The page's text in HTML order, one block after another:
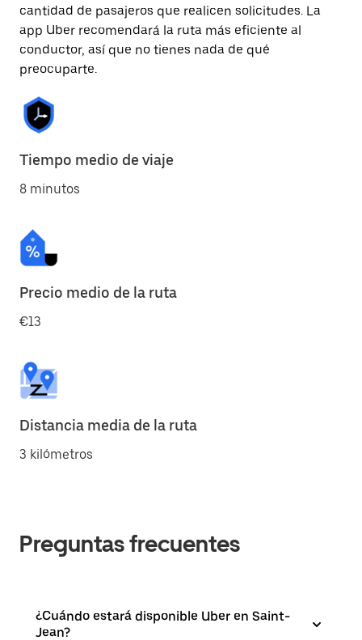
cantidad de pasajeros que realicen solicitudes. La
app Uber recomendará la ruta más eficiente al
conductor, así que no tienes nada de qué
preocuparte.
Tiempo medio de viaje
8 minutos
Precio medio de la ruta
€13
Distancia media de la ruta
3 kilómetros
Preguntas frecuentes
¿Cuándo estará disponible Uber en Saint-
Jean?